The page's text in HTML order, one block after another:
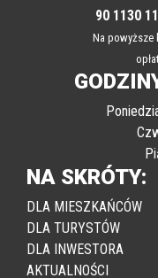
NA SKRÓTY:
DLA MIESZKAŃCÓW
DLA TURYSTÓW
DLA INWESTORA